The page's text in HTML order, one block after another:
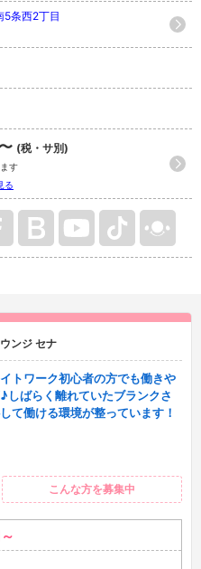
5条西2丁目
(税・サ別)
す
る
ンジ セナ
トワーク初心者の方でも働きや
しばらく離れていたブランクさ
て働ける環境が整っています！
こんな方を募集中